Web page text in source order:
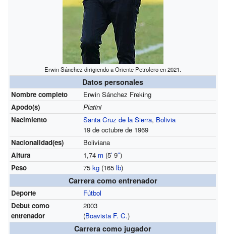
Erwin Sánchez dirigiendo a Oriente Petrolero en 2021.
Datos personales
Nombre completo
Erwin Sánchez Freking
Apodo(s)
Platini
Nacimiento
Santa Cruz de la Sierra, Bolivia
19 de octubre de 1969
Nacionalidad(es)
Boliviana
Altura
1,74 m (5′9″)
Peso
75 kg(165 lb)
Carrera como entrenador
Deporte
Fútbol
Debut como
entrenador
2003
(Boavista F. C.)
Carrera como jugador